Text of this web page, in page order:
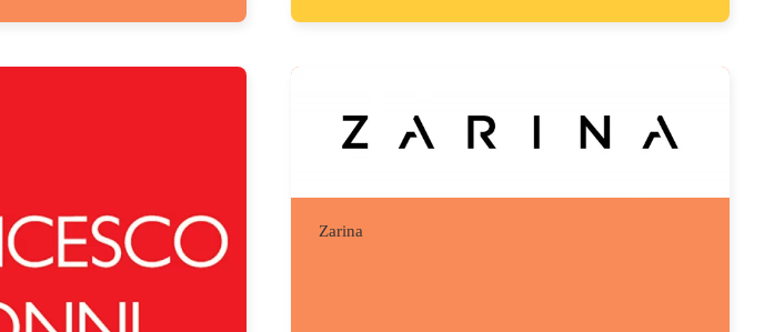
Zarina